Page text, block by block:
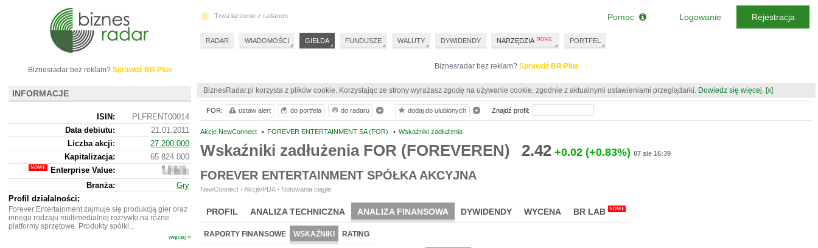
Biznesradar bez reklam? Sprawdź BR Plus
BiznesRadar.pl korzysta z plików cookie. Korzystając ze strony wyrażasz zgodę na używanie cookie, zgodnie z aktualnymi ustawieniami przeglądarki. Dowiedz się więcej. [x]
Akcje NewConnect • FOREVER ENTERTAINMENT SA (FOR) • Wskaźniki zadłużenia
Wskaźniki zadłużenia FOR (FOREVEREN) 2.42 +0.02 (+0.83%) 07 sie 16:39
FOREVER ENTERTAINMENT SPÓŁKA AKCYJNA
NewConnect - Akcje/PDA - Notowania ciągłe
PROFIL ANALIZA TECHNICZNA ANALIZA FINANSOWA DYWIDENDY WYCENA BR LAB NOWE
RAPORTY FINANSOWE WSKAŹNIKI RATING
FOR: ustaw alert do portfela do radaru dodaj do ulubionych Znajdź profil:
Biznesradar bez reklam? Sprawdź BR Plus
INFORMACJE
ISIN:
PLFRENT00014
Data debiutu:
21.01.2011
Liczba akcji:
27 200 000
Kapitalizacja:
65 824 000
Enterprise Value:
64
677
000
Branża:
Gry
Profil działalności:
Forever Entertainment zajmuje się produkcją gier oraz
innego rodzaju multimedialnej rozrywki na różne
platformy sprzętowe. Produkty spółki...
więcej »
Trwa łączenie z radarem
RADAR WIADOMOŚCI GIEŁDA FUNDUSZE WALUTY DYWIDENDY NARZĘDZIA PORTFEL
Pomoc Logowanie Rejestracja